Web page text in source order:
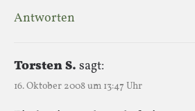
Antworten
Torsten S. sagt:
16. Oktober 2008 um 13:47 Uhr